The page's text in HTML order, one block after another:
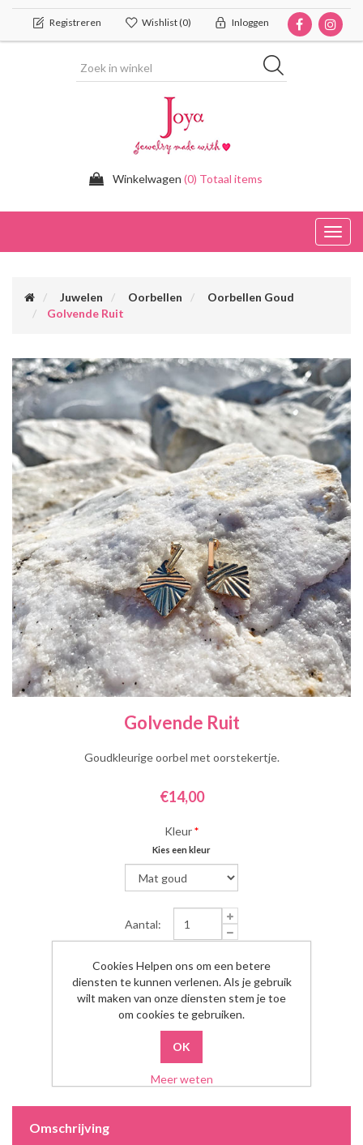
Registreren Wishlist(0) Inloggen
Winkelwagen (0) Totaal items
Juwelen Oorbellen
Oorbellen Goud
Golvende Ruit
Golvende Ruit
Goudkleurige oorbel met oorstekertje.
€14,00
Kleur*
Kies een kleur
Aantal:
Omschrijving
Cookies Helpen ons om een betere
diensten te kunnen verlenen. Als je gebruik
wilt maken van onze diensten stem je toe
om cookies te gebruiken.
Meer weten